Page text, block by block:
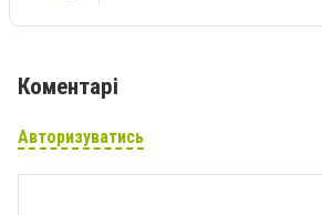
Коментарі
Авторизуватись